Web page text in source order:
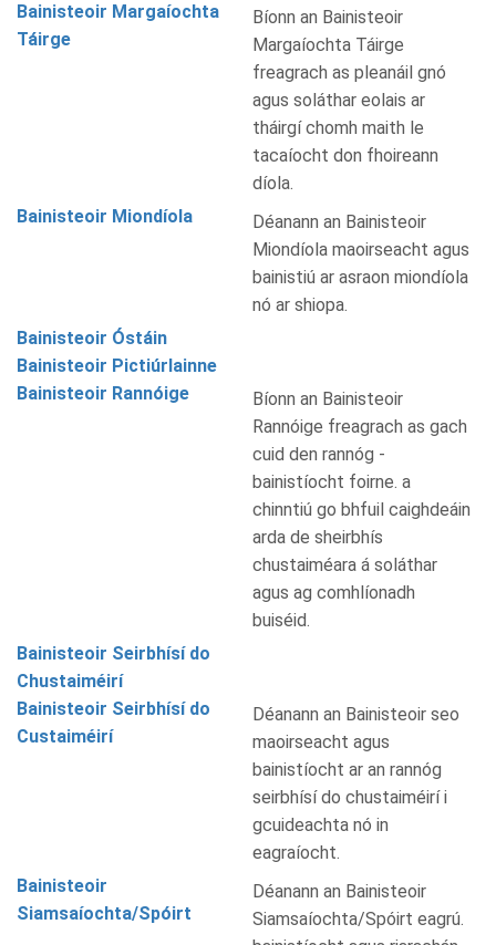
Bainisteoir Margaíochta
Táirge
Bíonn an Bainisteoir
Margaíochta Táirge
freagrach as pleanáil gnó
agus soláthar eolais ar
tháirgí chomh maith le
tacaíocht don fhoireann
díola.
Bainisteoir Miondíola
Déanann an Bainisteoir
Miondíola maoirseacht agus
bainistiú ar asraon miondíola
nó ar shiopa.
Bainisteoir Óstáin
Bainisteoir Pictiúrlainne
Bainisteoir Rannóige
Bíonn an Bainisteoir
Rannóige freagrach as gach
cuid den rannóg -
bainistíocht foirne. a
chinntiú go bhfuil caighdeáin
arda de sheirbhís
chustaiméara á soláthar
agus ag comhlíonadh
buiséid.
Bainisteoir Seirbhísí do
Chustaiméirí
Bainisteoir Seirbhísí do
Custaiméirí
Déanann an Bainisteoir seo
maoirseacht agus
bainistíocht ar an rannóg
seirbhísí do chustaiméirí i
gcuideachta nó in
eagraíocht.
Bainisteoir
Siamsaíochta/Spóirt
Déanann an Bainisteoir
Siamsaíochta/Spóirt eagrú.